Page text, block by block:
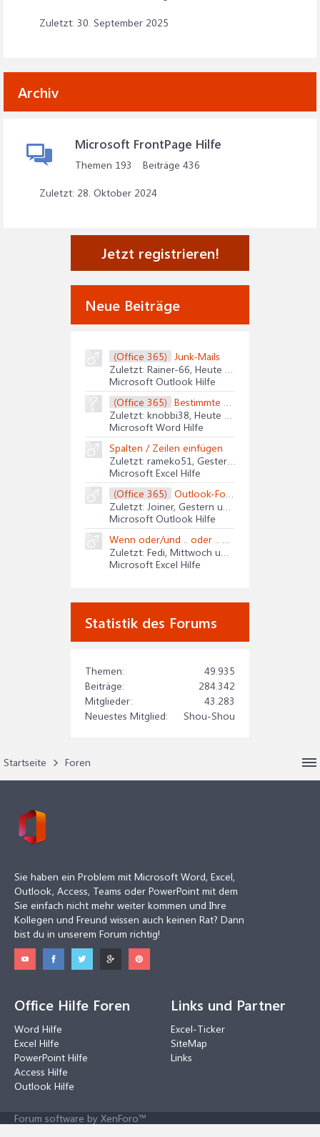
30. September 2025
Archiv
Microsoft FrontPage Hilfe
Themen 193 Beiträge 436
28. Oktober 2024
Jetzt registrieren!
Neue Beiträge
(Office 365) Junk-Mails
Zuletzt: Rainer-66, Heute um 08:52 Uhr
Microsoft Outlook Hilfe
(Office 365) Bestimmte Textstellen in langen Dokument
Zuletzt: knobbi38, Heute um 01:30 Uhr
Microsoft Word Hilfe
Spalten / Zeilen einfügen
Zuletzt: rameko51, Gestern um 12:30 Uhr
Microsoft Excel Hilfe
(Office 365) Outlook-Formular plötzlich nicht mehr Sicher
Zuletzt: Joiner, Gestern um 11:19 Uhr
Microsoft Outlook Hilfe
Wenn oder/und .. oder .. oder/und
Zuletzt: Fedi, Mittwoch um 17:44 Uhr
Microsoft Excel Hilfe
Statistik des Forums
Themen:
49.935
Beiträge:
284.342
Mitglieder:
43.283
Neuestes Mitglied:
Shou-Shou
Startseite Foren
Sie haben ein Problem mit Microsoft Word, Excel,
Outlook, Access, Teams oder PowerPoint mit dem
Sie einfach nicht mehr weiter kommen und Ihre
Kollegen und Freund wissen auch keinen Rat? Dann
bist du in unserem Forum richtig!
Office Hilfe Foren
Word Hilfe
Excel Hilfe
PowerPoint Hilfe
Access Hilfe
Outlook Hilfe
Links und Partner
Excel-Ticker
SiteMap
Links
Forum software by XenForo™